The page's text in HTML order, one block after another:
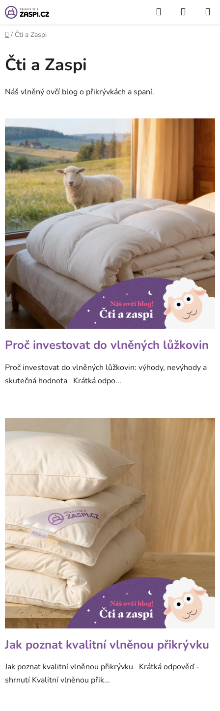
Přejít na obsah Hledat
KOŠÍK
Domů
/ Čti a Zaspi
Čti a Zaspi
Náš vlněný ovčí blog o přikrývkách a spaní.
V
ý
p
i
s
č
l
á
n
k
ů
Proč investovat do vlněných lůžkovin
Proč investovat do vlněných lůžkovin: výhody, nevýhody a
skutečná hodnota Krátká odpo...
Jak poznat kvalitní vlněnou přikrývku
Jak poznat kvalitní vlněnou přikrývku Krátká odpověď -
shrnutí Kvalitní vlněnou přik...